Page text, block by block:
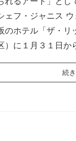
ェフ・ジャニス
のホテル「ザ・リ
）に１月３１日か
続